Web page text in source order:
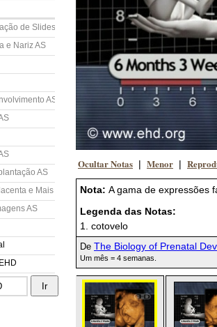
de Slides (AS)
e Nariz AS
AS
AS
e Mais AS
AS
Ocultar Notas | Menor |
Nota: A gama de expressões
Legenda das Notas:
1. cotovelo
De The Biology of Prenatal
Um mês = 4 semanas.